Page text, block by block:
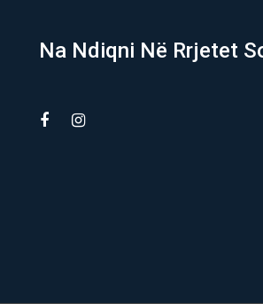
Na Ndiqni Në Rrjetet